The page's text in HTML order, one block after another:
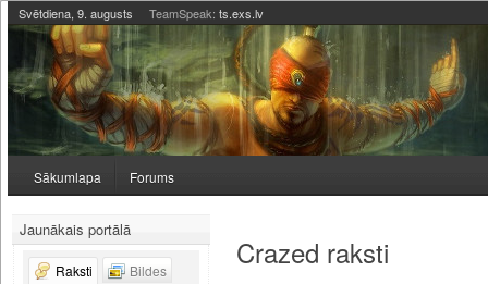
Svētdiena, 9. augusts TeamSpeak: ts.exs.lv
Sākumlapa Forums
Crazed raksti
Jaunākais portālā
Raksti
Bildes